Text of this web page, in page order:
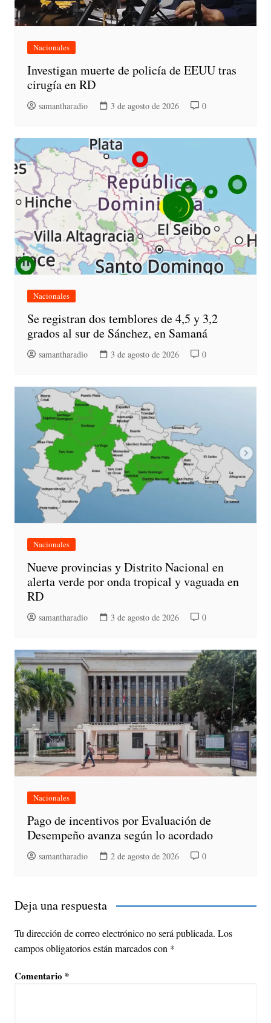
Nacionales
Investigan muerte de policía de EEUU tras
cirugía en RD
samantharadio 3 de agosto de 2026 0
Nacionales
Se registran dos temblores de 4,5 y 3,2
grados al sur de Sánchez, en Samaná
samantharadio 3 de agosto de 2026 0
Nacionales
Nueve provincias y Distrito Nacional en
alerta verde por onda tropical y vaguada en
RD
samantharadio 3 de agosto de 2026 0
Nacionales
Pago de incentivos por Evaluación de
Desempeño avanza según lo acordado
samantharadio 2 de agosto de 2026 0
Deja una respuesta
Tu dirección de correo electrónico no será publicada. Los
campos obligatorios están marcados con *
Comentario *